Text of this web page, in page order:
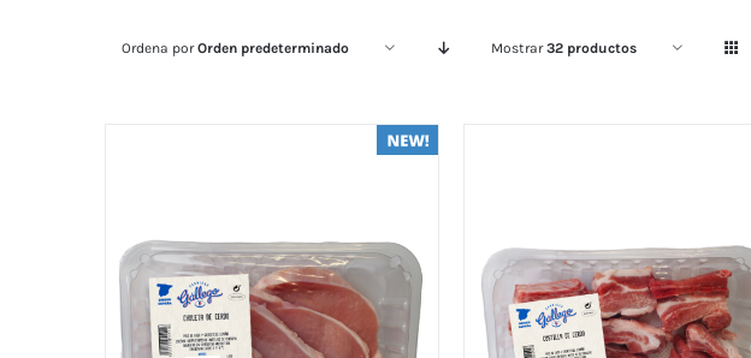
Ordena porOrden predeterminado Mostrar32 productos